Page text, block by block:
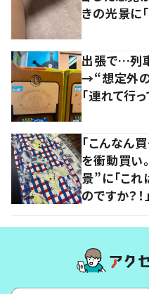
きの光景に
出張で…列
→“想定外の
「連れて行
「こんなん
を衝動買い
景”に「こ
のですか？！」